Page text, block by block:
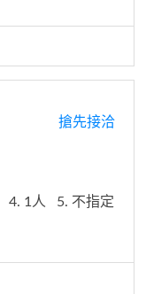
搶先接洽
4. 1人
5. 不指定